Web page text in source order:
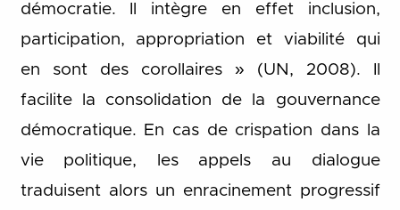
démocratie. Il intègre en effet inclusion,
participation, appropriation et viabilité qui
en sont des corollaires » (UN, 2008). Il
facilite la consolidation de la gouvernance
démocratique. En cas de crispation dans la
vie politique, les appels au dialogue
traduisent alors un enracinement progressif